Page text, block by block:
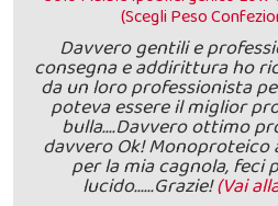
(Scegli Peso
Davvero gentili e
consegna e addirittura ho
da un loro professionista
poteva essere il miglior
bulla....Davvero ottimo
davvero Ok!
per la mia cagnola, feci
lucido......Grazie!(Vai